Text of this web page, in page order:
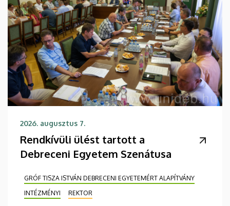
2026. augusztus 7.
Rendkívüli ülést tartott a
Debreceni Egyetem Szenátusa
GRÓF TISZA ISTVÁN DEBRECENI EGYETEMÉRT ALAPÍTVÁNY
INTÉZMÉNYI
REKTOR